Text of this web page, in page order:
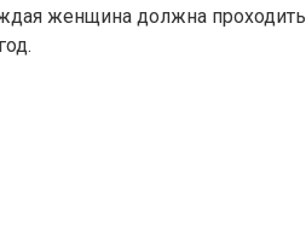
женщина должна проходить